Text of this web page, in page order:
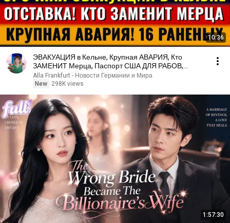
10:36
ЭВАКУАЦИЯ в Кельне, Крупная АВАРИЯ, Кто
ЗАМЕНИТ Мерца, Паспорт США ДЛЯ РАБОВ,
Новости Германии
Alla Frankfurt - Новости Германии и Мира
New
298K views
1:57:30